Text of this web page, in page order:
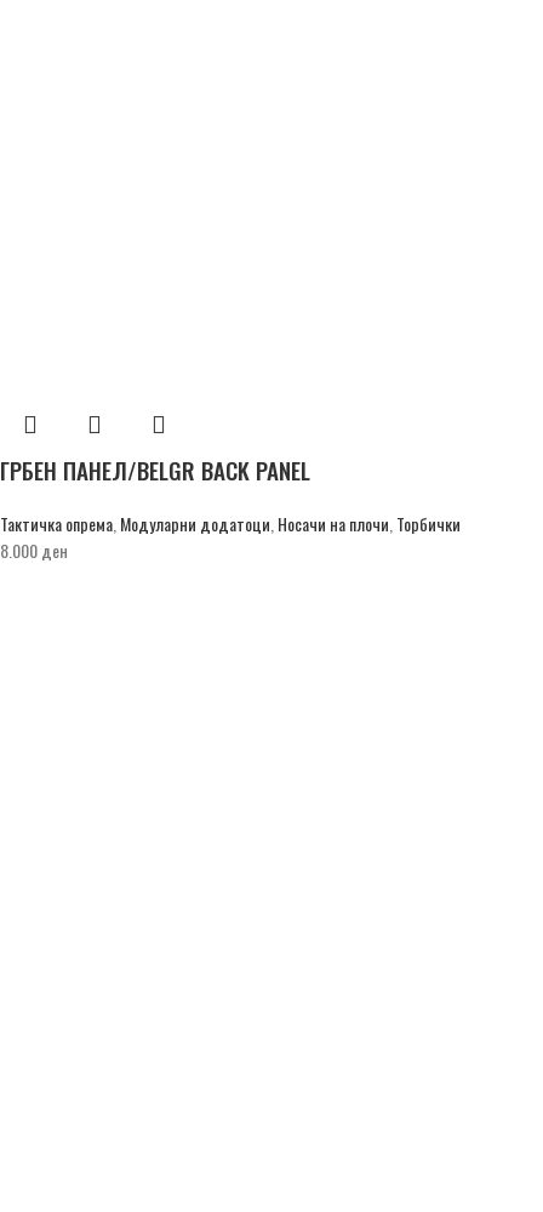
ГРБЕН ПАНЕЛ/BELGR BACK PANEL
Тактичка опрема Модуларни додатоци Носачи на плочи Торбички
8.000ден